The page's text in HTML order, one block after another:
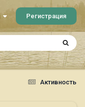
Регистрация
Активность